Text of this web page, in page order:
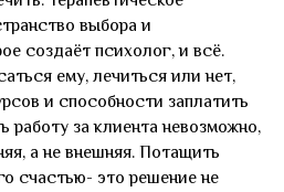
выбора и
создаёт психолог, и всё.
ему, лечиться или нет,
и способности заплатить
работу за клиента невозможно,
а не внешняя. Потащить
счастью- это решение не